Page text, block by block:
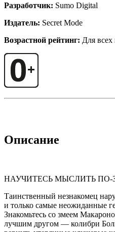
Разработчик: Sumo Digital
Издатель: Secret Mode
Возрастной рейтинг: Для всех
Описание
НАУЧИТЕСЬ МЫСЛИТЬ
Таинственный незнакомец
и только самые неожиданные
Знакомьтесь со змеем
лучшим другом — колибри